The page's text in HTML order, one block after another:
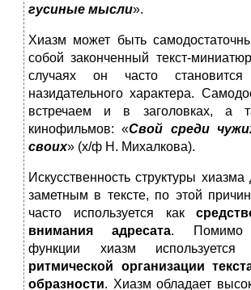
гусиные мысли».
Хиазм может быть
собой законченный текст-
случаях он часто становится
назидательного характера.
встречаем и в заголовках, а
кинофильмов: «Свой среди
своих» (х/ф Н. Михалкова).
Искусственность структуры
заметным в тексте, по этой
часто используется как
внимания адресата. Помимо
функции хиазм
ритмической организации
образности. Хиазм обладает